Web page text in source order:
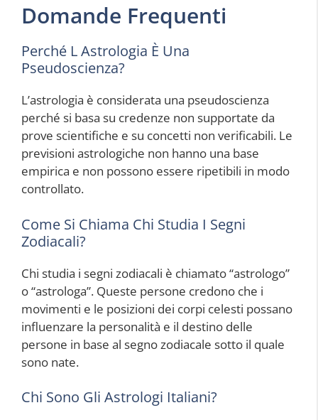
Domande Frequenti
Perché L Astrologia È Una
Pseudoscienza?
L’astrologia è considerata una pseudoscienza
perché si basa su credenze non supportate da
prove scientifiche e su concetti non verificabili. Le
previsioni astrologiche non hanno una base
empirica e non possono essere ripetibili in modo
controllato.
Come Si Chiama Chi Studia I Segni
Zodiacali?
Chi studia i segni zodiacali è chiamato “astrologo”
o “astrologa”. Queste persone credono che i
movimenti e le posizioni dei corpi celesti possano
influenzare la personalità e il destino delle
persone in base al segno zodiacale sotto il quale
sono nate.
Chi Sono Gli Astrologi Italiani?